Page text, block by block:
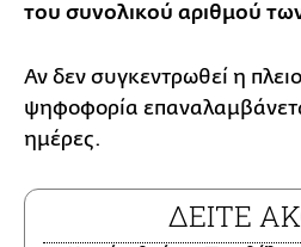
του συνολικού αριθμού
Αν δεν συγκεντρωθεί η
ψηφοφορία
ημέρες.
ΔΕΙΤΕ